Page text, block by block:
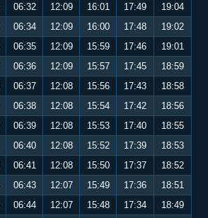
06:32 12:09 16:01 17:49
19:04
06:34 12:09 16:00 17:48
19:02
06:35 12:09 15:59 17:46
19:01
06:36 12:09 15:57 17:45
18:59
06:37 12:08 15:56 17:43
18:58
06:38 12:08 15:54 17:42
18:56
06:39 12:08 15:53 17:40
18:55
06:40 12:08 15:52 17:39
18:53
06:41 12:08 15:50 17:37
18:52
06:43 12:07 15:49 17:36
18:51
06:44 12:07 15:48 17:34
18:49